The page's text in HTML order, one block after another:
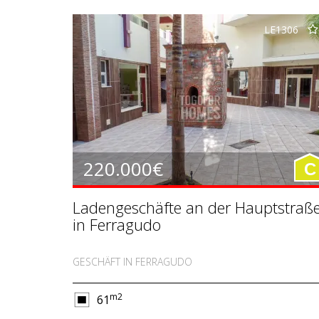
LE1306
220.000€ C
Ladengeschäfte an der
in Ferragudo
GESCHÄFT IN FERRAGUDO
61m2